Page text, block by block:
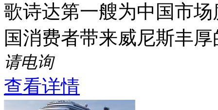
歌诗达第一艘为中国市
国消费者带来威尼斯丰
请电询
查看详情